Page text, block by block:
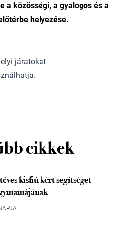
a közösségi, a gyalogos és a
helyezése.
járatokat
cikkek
kisfiú kért segítséget